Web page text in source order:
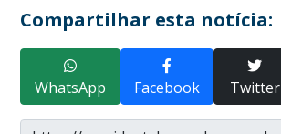
Compartilhar esta notícia:
WhatsApp Facebook Twitter